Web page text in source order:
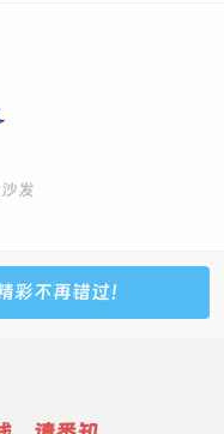
rel="noopener">
发
彩不再错过！